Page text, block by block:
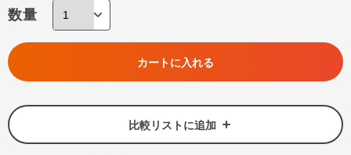
数量
カートに入れる
比較リストに追加